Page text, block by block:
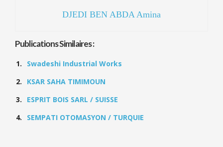
DJEDI BEN ABDA Amina
Publications Similaires :
Swadeshi Industrial Works
KSAR SAHA TIMIMOUN
ESPRIT BOIS SARL / SUISSE
SEMPATI OTOMASYON / TURQUIE